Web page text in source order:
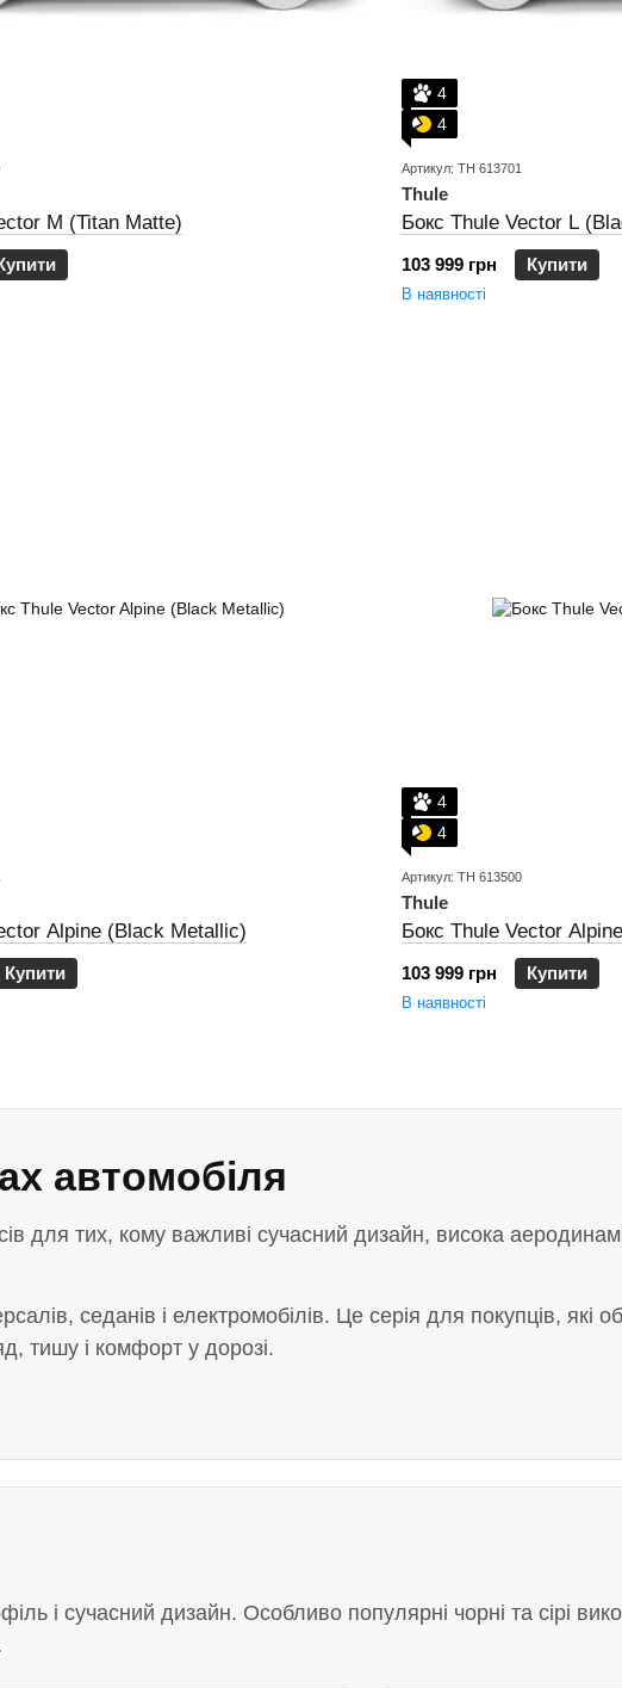
автомобіля
для тих, кому важливі сучасний дизайн, висока
седанів і електромобілів. Це серія для покупців, які
тишу і комфорт у дорозі.
і сучасний дизайн. Особливо популярні чорні та сірі
M (Titan Matte)
4
4
Артикул: TH 613701
Thule
Бокс Thule Vector L
103 999 грн Купити
В наявності
Alpine (Black Metallic)
Купити
4
4
Артикул: TH 613500
Thule
Бокс Thule Vector
103 999 грн Купити
В наявності